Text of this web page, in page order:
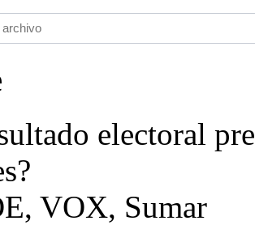
electoral
VOX, Sumar